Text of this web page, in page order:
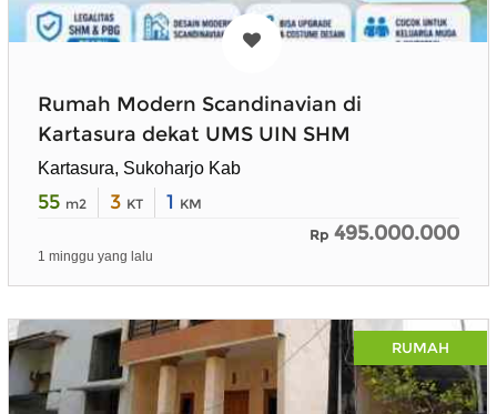
Rumah Modern Scandinavian di
Kartasura dekat UMS UIN SHM
Kartasura, Sukoharjo Kab
55 m2 3 KT 1 KM
Rp 495.000.000
1 minggu yang lalu
RUMAH